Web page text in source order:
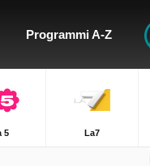
Programmi A-Z
5 La7